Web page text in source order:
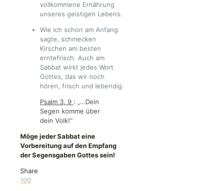
vollkommene Ernährung
unseres geistigen Lebens.
Wie ich schon am Anfang
sagte, schmecken
Kirschen am besten
erntefrisch. Auch am
Sabbat wirkt jedes Wort
Gottes, das wir noch
hören, frisch und lebendig.
Psalm 3, 9 : „…Dein
Segen komme über
dein Volk!“
Möge jeder Sabbat eine
Vorbereitung auf den Empfang
der Segensgaben Gottes sein!
Share
100